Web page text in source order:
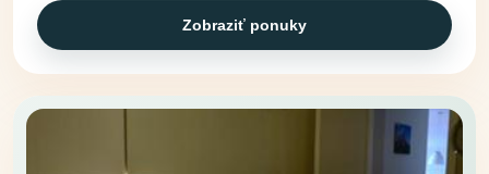
Zobraziť ponuky